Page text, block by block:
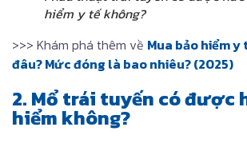
hiểm y tế không?
>>> Khám phá thêm về Mua bảo hiểm
đâu? Mức đóng là bao nhiêu? (2025)
2. Mổ trái tuyến có được
hiểm không​?